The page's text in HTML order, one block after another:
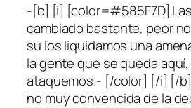
-[b] [i] [color=#585F7D]
cambiado bastante, peor
su los liquidamos una
la gente que se queda
ataquemos.- [/color] [/i] [/
no muy convencida de la